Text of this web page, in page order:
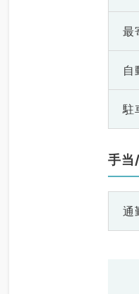
最
自
駐
手当
通